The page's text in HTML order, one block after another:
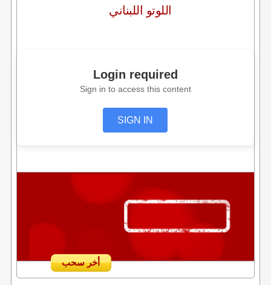
اللوتو اللبناني
Login required
Sign in to access this content
SIGN IN
أخر سحب